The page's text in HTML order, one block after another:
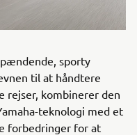
sporty
til at håndtere
rejser, kombinerer den
teknologi med et
forbedringer for at